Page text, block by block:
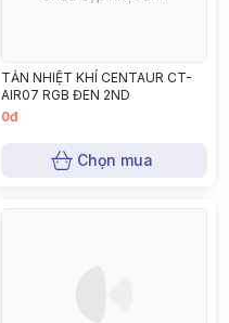
TẢN NHIỆT KHÍ CENTAUR CT-
AIR07 RGB ĐEN 2ND
0đ
Chọn mua